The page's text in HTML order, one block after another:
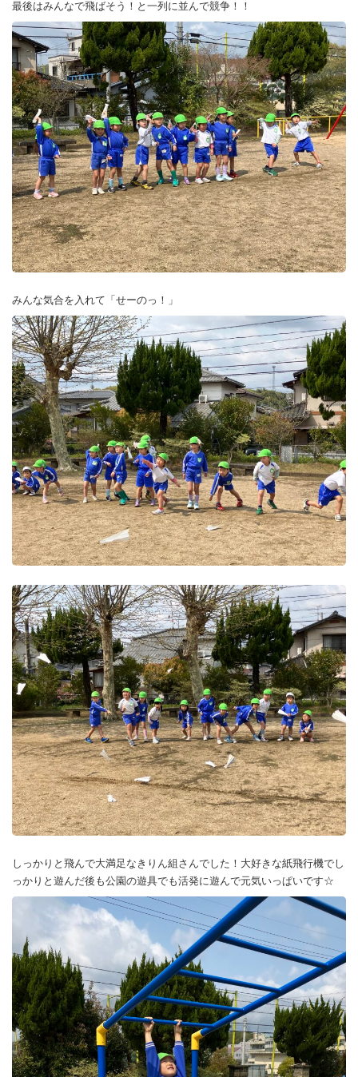
最後はみんなで飛ばそう！と一列に並んで競争！！
みんな気合を入れて「せーのっ！」
しっかりと飛んで大満足なきりん組さんでした！大好きな紙飛行機でし
っかりと遊んだ後も公園の遊具でも活発に遊んで元気いっぱいです☆